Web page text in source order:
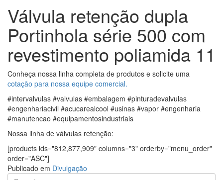
Válvula retenção dupla
Portinhola série 500 com
revestimento poliamida 11
Conheça nossa linha completa de produtos e solicite uma
cotação para nossa equipe comercial.
#intervalvulas #valvulas #embalagem #pinturadevalvulas
#engenhariacivil #acucarealcool #usinas #vapor #engenharia
#manutencao #equipamentosindustriais
Nossa linha de válvulas retenção:
[products ids="812,877,909" columns="3" orderby="menu_order"
order="ASC"]
Publicado em Divulgação